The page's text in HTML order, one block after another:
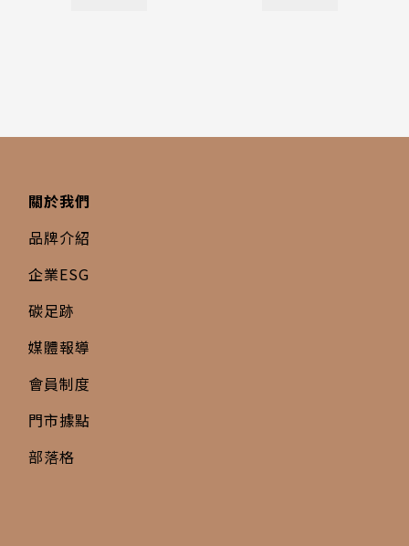
關於我們
品牌介紹
企業ESG
碳足跡
媒體報導
會員制度
門市據點
部落格